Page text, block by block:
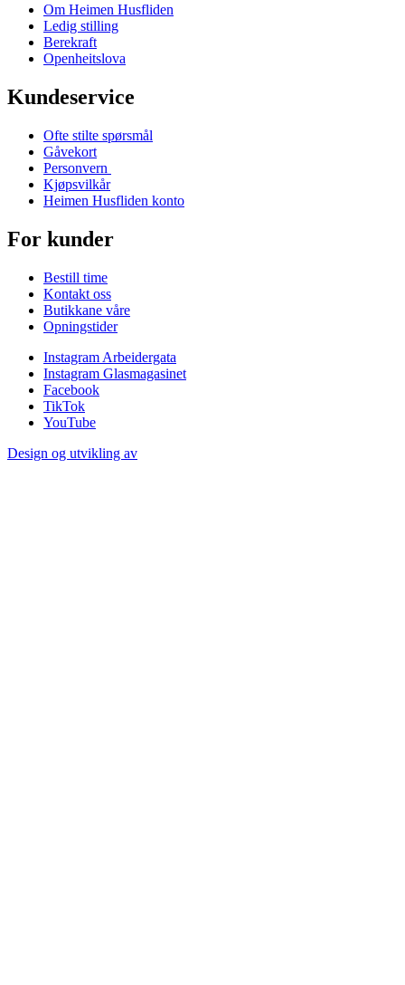
Om Heimen Husfliden
Ledig stilling
Berekraft
Openheitslova
Kundeservice
Ofte stilte spørsmål
Gåvekort
Personvern
Kjøpsvilkår
Heimen Husfliden konto
For kunder
Bestill time
Kontakt oss
Butikkane våre
Opningstider
Instagram Arbeidergata
Instagram Glasmagasinet
Facebook
TikTok
YouTube
Design og utvikling av